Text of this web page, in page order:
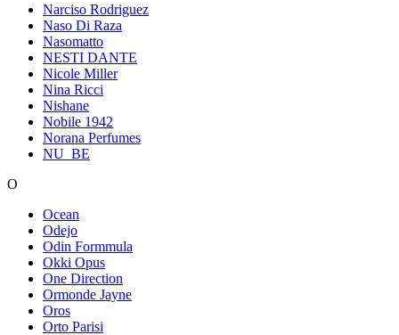
Narciso Rodriguez
Naso Di Raza
Nasomatto
NESTI DANTE
Nicole Miller
Nina Ricci
Nishane
Nobile 1942
Norana Perfumes
NU_BE
O
Ocean
Odejo
Odin Formmula
Okki Opus
One Direction
Ormonde Jayne
Oros
Orto Parisi